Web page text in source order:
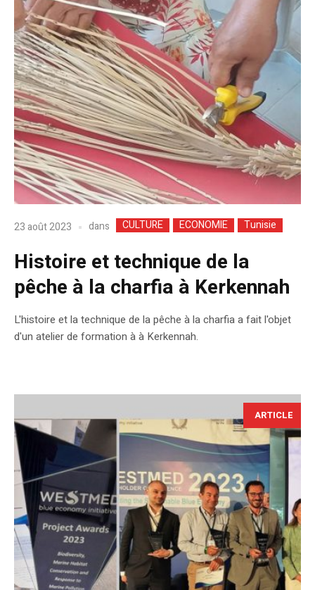
23 août 2023 dans CULTURE ECONOMIE Tunisie
Histoire et technique de la
pêche à la charfia à Kerkennah
L'histoire et la technique de la pêche à la charfia a fait l'objet
d'un atelier de formation à à Kerkennah.
ARTICLE